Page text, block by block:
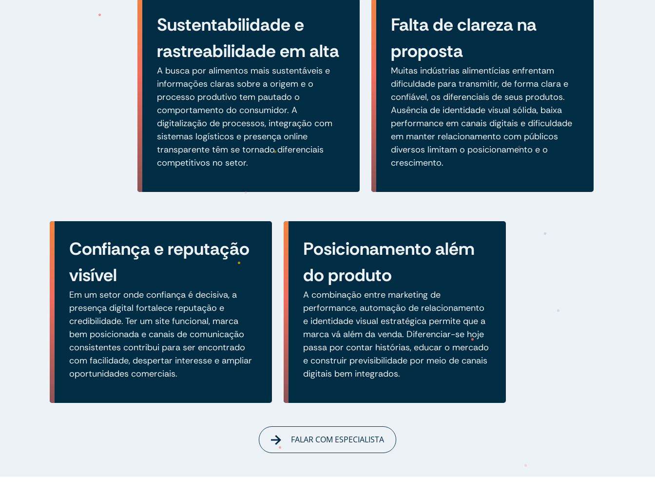
Sustentabilidade e
rastreabilidade em alta
A busca por alimentos mais sustentáveis e
informações claras sobre a origem e o
processo produtivo tem pautado o
comportamento do consumidor. A
digitalização de processos, integração com
sistemas logísticos e presença online
transparente têm se tornado diferenciais
competitivos no setor.
Falta de clareza na
proposta
Muitas indústrias alimentícias enfrentam
dificuldade para transmitir, de forma clara e
confiável, os diferenciais de seus produtos.
Ausência de identidade visual sólida, baixa
performance em canais digitais e dificuldade
em manter relacionamento com públicos
diversos limitam o posicionamento e o
crescimento.
Confiança e reputação
visível
Em um setor onde confiança é decisiva, a
presença digital fortalece reputação e
credibilidade. Ter um site funcional, marca
bem posicionada e canais de comunicação
consistentes contribui para ser encontrado
com facilidade, despertar interesse e ampliar
oportunidades comerciais.
Posicionamento além
do produto
A combinação entre marketing de
performance, automação de relacionamento
e identidade visual estratégica permite que a
marca vá além da venda. Diferenciar-se hoje
passa por contar histórias, educar o mercado
e construir previsibilidade por meio de canais
digitais bem integrados.
FALAR COM ESPECIALISTA